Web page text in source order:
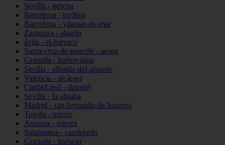
Sevilla - gerena
Barcelona - tordera
Barcelona - vilassar-de-mar
Zaragoza - alagón
ávila - el-barraco
Santa-cruz-de-tenerife - arona
Granada - huétor-tájar
Sevilla - albaida-del-aljarafe
Valencia - alcàsser
Ciudad-real - daimiel
Sevilla - la-algaba
Madrid - san-fernando-de-henares
Toledo - toledo
Asturias - mieres
Salamanca - candelario
Granada - huéscar